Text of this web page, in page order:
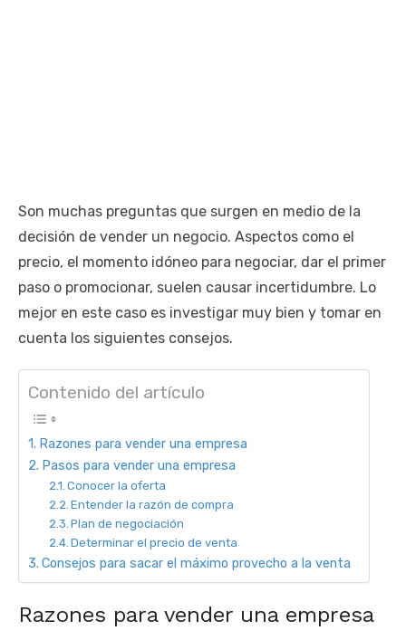
Son muchas preguntas que surgen en medio de la
decisión de vender un negocio. Aspectos como el
precio, el momento idóneo para negociar, dar el primer
paso o promocionar, suelen causar incertidumbre. Lo
mejor en este caso es investigar muy bien y tomar en
cuenta los siguientes consejos.
Contenido del artículo
Razones para vender una empresa
Pasos para vender una empresa
Conocer la oferta
Entender la razón de compra
Plan de negociación
Determinar el precio de venta
Consejos para sacar el máximo provecho a la venta
Razones para vender una empresa